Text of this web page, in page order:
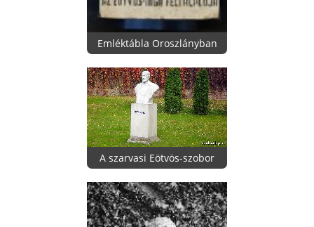
Emléktábla Oroszlányban
A szarvasi Eötvös-szobor